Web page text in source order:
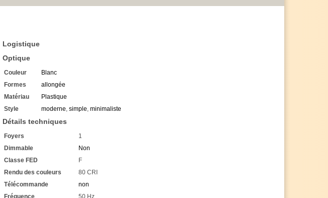
Logistique
Optique
Couleur
Blanc
Formes
allongée
Matériau
Plastique
Style
moderne, simple, minimaliste
Détails techniques
Foyers
1
Dimmable
Non
Classe FED
F
Rendu des couleurs
80 CRI
Télécommande
non